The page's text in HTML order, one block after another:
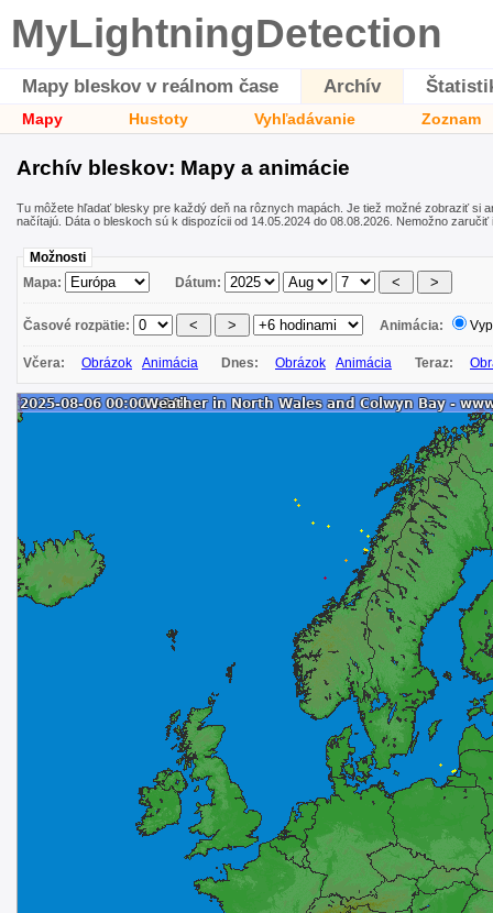
MyLightningDetection
Mapy bleskov v reálnom čase Archív
Mapy Hustoty Vyhľadávanie Zoznam
Archív bleskov: Mapy a animácie
Tu môžete hľadať blesky pre každý deň na rôznych mapách. Je tiež možné zobraziť si
načítajú. Dáta o bleskoch sú k dispozícii od 14.05.2024 do 08.08.2026. Nemožno zaručiť
Možnosti
Mapa:
Dátum:
Časové rozpätie: Animácia:
Včera: Obrázok Animácia Dnes: Obrázok Animácia Teraz: